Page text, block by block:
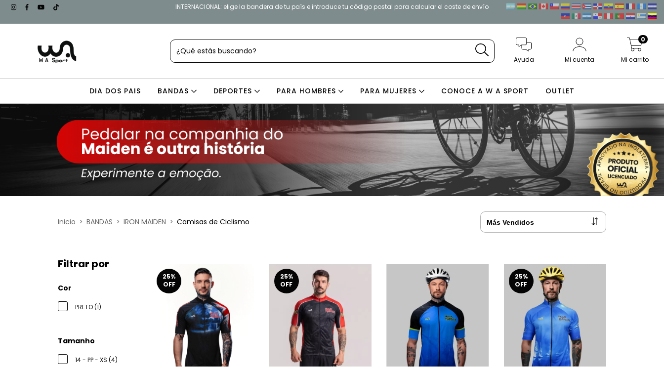
INTERNACIONAL: elige la bandera de tu país e introduce tu código postal para calcular el coste de envío
Ayuda Mi cuenta Mi carrito
0
DIA DOS PAIS BANDAS DEPORTES PARA HOMBRES PARA MUJERES CONOCE A W A SPORT OUTLET
Inicio > BANDAS > IRON MAIDEN > Camisas de Ciclismo
Filtrar por
Cor
PRETO (1)
Tamanho
14 - PP - XS (4)
25%
OFF
25%
OFF
25%
OFF